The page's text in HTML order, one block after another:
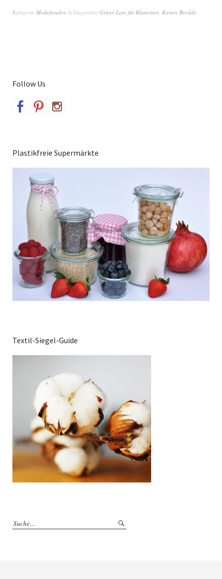
Kategorie Modefreuden SchlagwörterGrüne-Liste für Klamotten Kirsten Brodde
Follow Us
Plastikfreie Supermärkte
Textil-Siegel-Guide